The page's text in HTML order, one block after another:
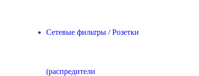
Сетевые фильтры / Розетки
(распредители